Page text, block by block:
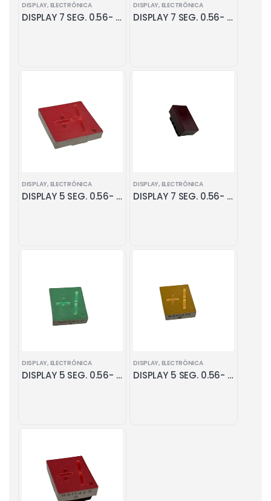
DISPLAY, ELECTRÓNICA
DISPLAY 7 SEG. 0.56- CATHODO COMUN DUAL
DISPLAY, ELECTRÓNICA
DISPLAY 7 SEG. 0.56- ANODO COMUN DUAL
DISPLAY, ELECTRÓNICA
DISPLAY 5 SEG. 0.56- ANODO COMUN ROJO
DISPLAY, ELECTRÓNICA
DISPLAY 7 SEG. 0.56- ANODO COMUN ROJO
DISPLAY, ELECTRÓNICA
DISPLAY 5 SEG. 0.56- ANODO COMUN VERDE
DISPLAY, ELECTRÓNICA
DISPLAY 5 SEG. 0.56- ANODO COMUN AMARILLO